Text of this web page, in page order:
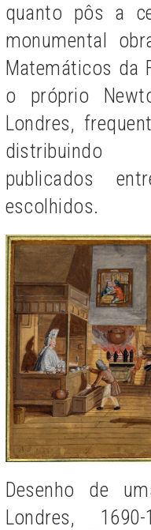
quanto pôs a
monumental
Matemáticos da
o próprio
Londres,
distribuindo
publicados
escolhidos.
Desenho de
Londres,